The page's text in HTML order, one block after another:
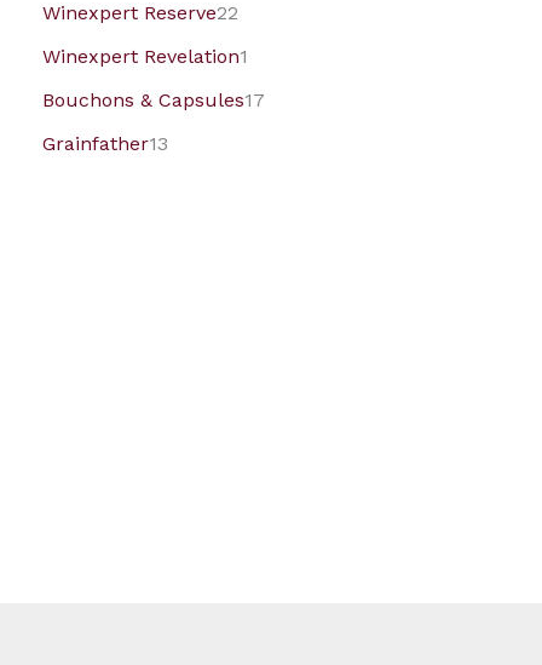
Winexpert Reserve22
Winexpert Revelation1
Bouchons & Capsules17
Grainfather13